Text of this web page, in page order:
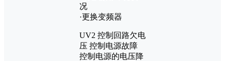
况
·更换变频器
UV2 控制回路欠电
压 控制电源故障
控制电源的电压降